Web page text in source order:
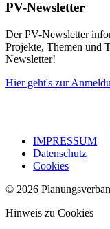
PV-Newsletter
Der PV-Newsletter
Projekte, Themen und
Newsletter!
Hier geht's zur
IMPRESSUM
Datenschutz
Cookies
© 2026
Hinweis zu Cookies